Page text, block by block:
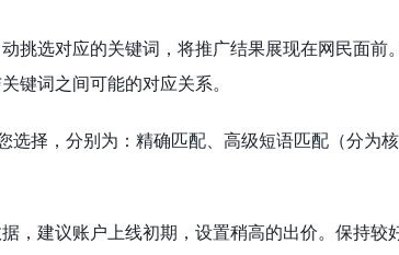
挑选对应的关键词，将推广结果展现在网民面前
键词之间可能的对应关系。
选择，分别为：精确匹配、高级短语匹配（分为
，建议账户上线初期，设置稍高的出价。保持较